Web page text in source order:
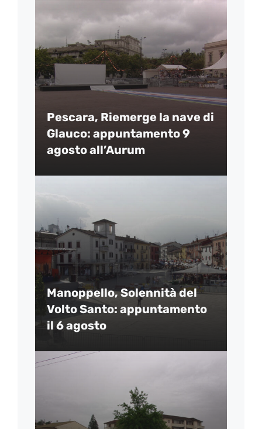
Pescara, Riemerge la nave di
Glauco: appuntamento 9
agosto all’Aurum
Manoppello, Solennità del
Volto Santo: appuntamento
il 6 agosto